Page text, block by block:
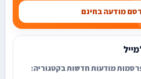
מודעה בחינם
מודעות חדשות בקטגוריה: